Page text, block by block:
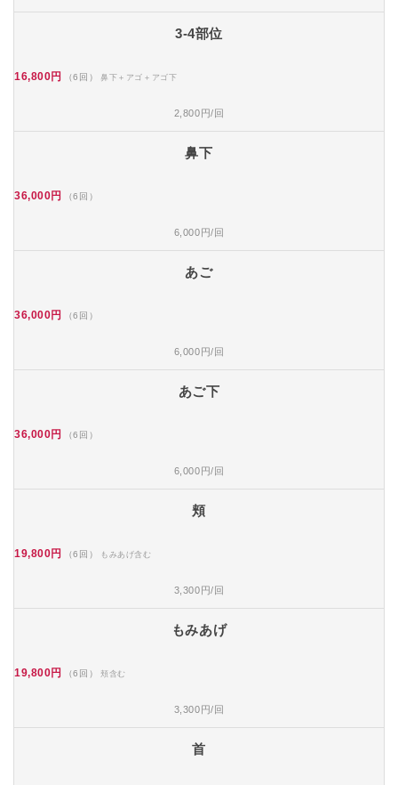
3-4部位
16,800円 （6回） 鼻下＋アゴ＋アゴ下
2,800円/回
鼻下
36,000円 （6回）
6,000円/回
あご
36,000円 （6回）
6,000円/回
あご下
36,000円 （6回）
6,000円/回
頬
19,800円 （6回） もみあげ含む
3,300円/回
もみあげ
19,800円 （6回） 頬含む
3,300円/回
首